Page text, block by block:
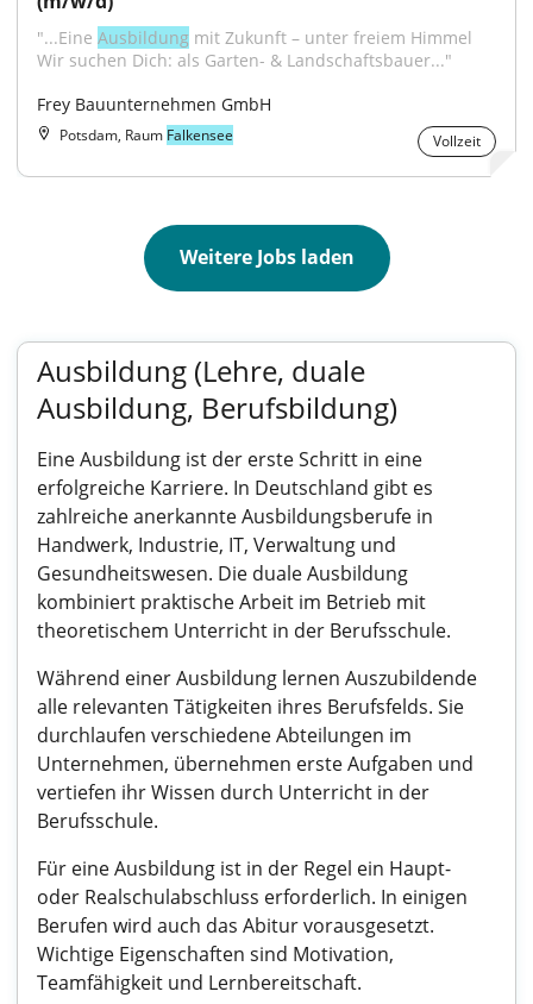
"...Eine Ausbildung mit Zukunft – unter freiem Himmel
Wir suchen Dich: als Garten- & Landschaftsbauer..."
Frey Bauunternehmen GmbH
Potsdam, Raum Falkensee Vollzeit
Weitere Jobs laden
Ausbildung (Lehre, duale
Ausbildung, Berufsbildung)
Eine Ausbildung ist der erste Schritt in eine
erfolgreiche Karriere. In Deutschland gibt es
zahlreiche anerkannte Ausbildungsberufe in
Handwerk, Industrie, IT, Verwaltung und
Gesundheitswesen. Die duale Ausbildung
kombiniert praktische Arbeit im Betrieb mit
theoretischem Unterricht in der Berufsschule.
Während einer Ausbildung lernen Auszubildende
alle relevanten Tätigkeiten ihres Berufsfelds. Sie
durchlaufen verschiedene Abteilungen im
Unternehmen, übernehmen erste Aufgaben und
vertiefen ihr Wissen durch Unterricht in der
Berufsschule.
Für eine Ausbildung ist in der Regel ein Haupt-
oder Realschulabschluss erforderlich. In einigen
Berufen wird auch das Abitur vorausgesetzt.
Wichtige Eigenschaften sind Motivation,
Teamfähigkeit und Lernbereitschaft.